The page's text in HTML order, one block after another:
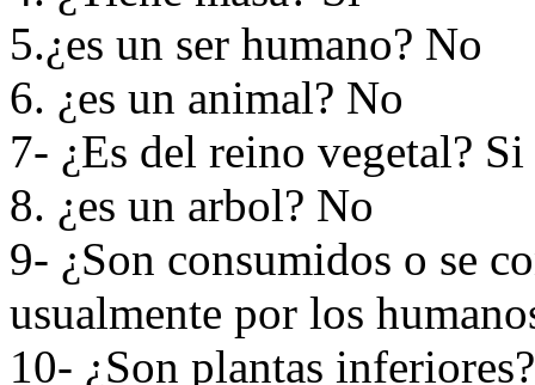
5.¿es un ser humano? No
6. ¿es un animal? No
7- ¿Es del reino vegetal? Si
8. ¿es un arbol? No
9- ¿Son consumidos o se
usualmente por los
10- ¿Son plantas